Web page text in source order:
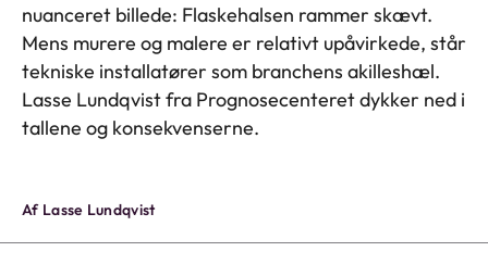
nuanceret billede: Flaskehalsen rammer skævt.
Mens murere og malere er relativt upåvirkede, står
tekniske installatører som branchens akilleshæl.
Lasse Lundqvist fra Prognosecenteret dykker ned i
tallene og konsekvenserne.
Af Lasse Lundqvist